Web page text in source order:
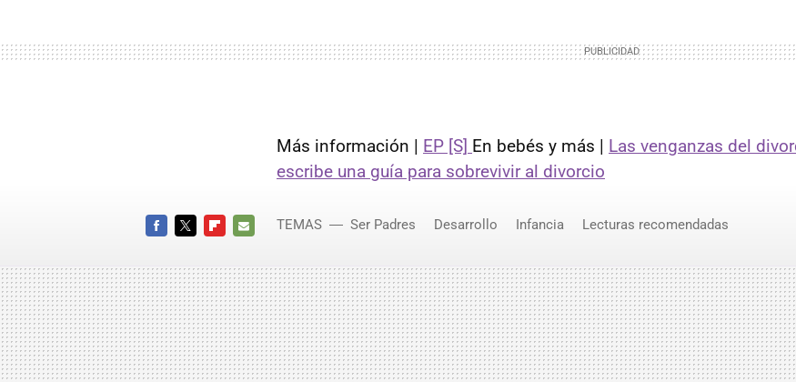
Más información | EP [S] En bebés y más | Las venganzas del
escribe una guía para sobrevivir al divorcio
MAIL
TEMAS Ser Padres Desarrollo Infancia Lecturas recomendadas